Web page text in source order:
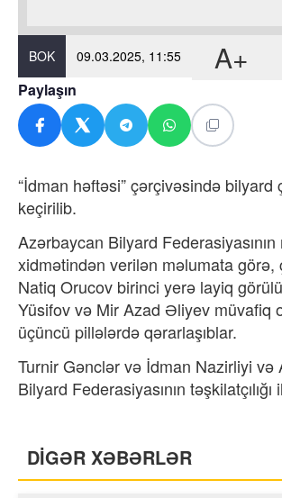
BOK 09.03.2025, 11:55 A+
Paylaşın
“İdman həftəsi” çərçivəsində bilyard
keçirilib.
Azərbaycan Bilyard
xidmətindən verilən məlumata görə,
Natiq Orucov birinci yerə layiq
Yüsifov və Mir Azad Əliyev müvafiq
üçüncü pillələrdə qərarlaşıblar.
Turnir Gənclər və İdman Nazirliyi və
Bilyard Federasiyasının
DİGƏR XƏBƏRLƏR